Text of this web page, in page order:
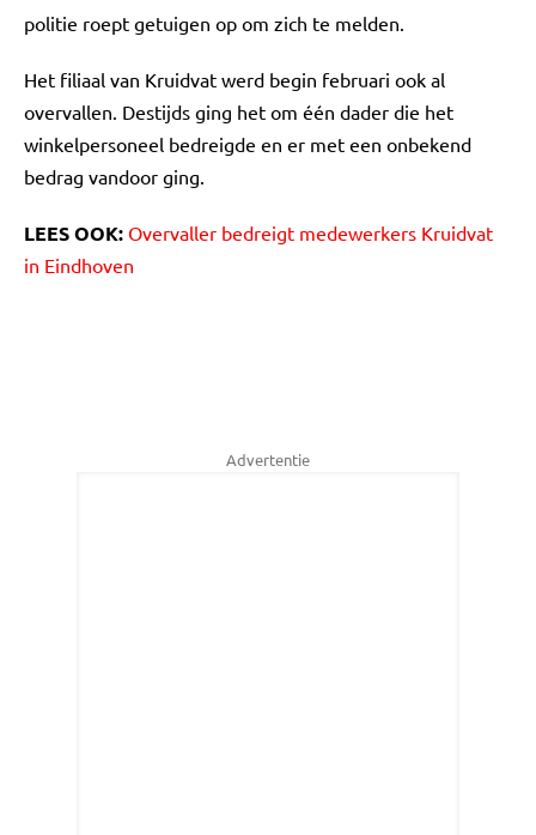
politie roept getuigen op om zich te melden.
Het filiaal van Kruidvat werd begin februari ook al
overvallen. Destijds ging het om één dader die het
winkelpersoneel bedreigde en er met een onbekend
bedrag vandoor ging.
LEES OOK: Overvaller bedreigt medewerkers Kruidvat
in Eindhoven
Advertentie